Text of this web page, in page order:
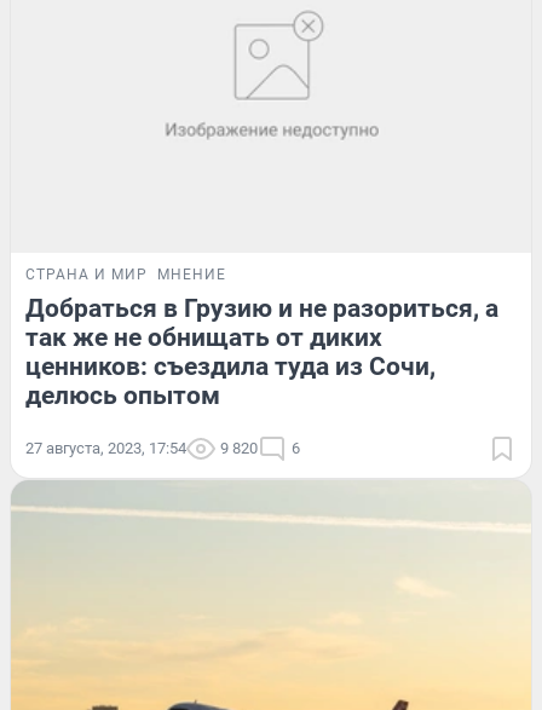
СТРАНА И МИР МНЕНИЕ
Добраться в Грузию и не разориться, а
так же не обнищать от диких
ценников: съездила туда из Сочи,
делюсь опытом
27 августа, 2023, 17:54 9 820 6